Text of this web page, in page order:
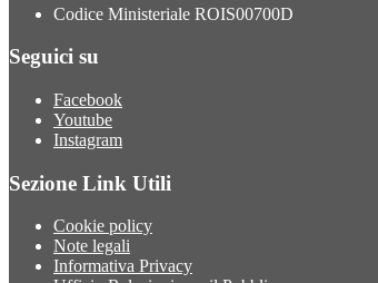
Codice Ministeriale ROIS00700D
Seguici su
Facebook
Youtube
Instagram
Sezione Link Utili
Cookie policy
Note legali
Informativa Privacy